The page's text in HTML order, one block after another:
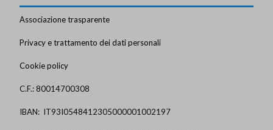
Associazione trasparente
Privacy e trattamento dei dati personali
Cookie policy
C.F.: 80014700308
IBAN: IT93I0548412305000001002197